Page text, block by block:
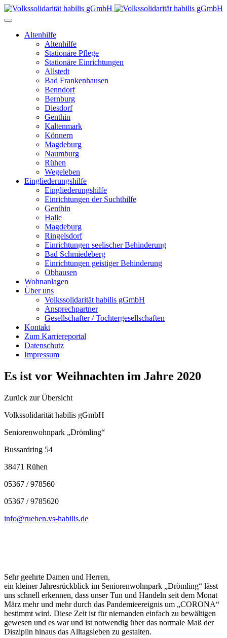
Altenhilfe
Altenhilfe
Stationäre Pflege
Stationäre Einrichtungen
Allstedt
Bad Frankenhausen
Benndorf
Bernburg
Diesdorf
Genthin
Kaltenmark
Könnern
Magdeburg
Naumburg
Rühen
Wegeleben
Eingliederungshilfe
Eingliederungshilfe
Einrichtungen der Suchthilfe
Genthin
Halle
Magdeburg
Ringelsdorf
Einrichtungen seelischer Behinderung
Bad Schmiedeberg
Einrichtungen geistiger Behinderung
Obhausen
Wohnanlagen
Über uns
Volkssolidarität habilis gGmbH
Ansprechpartner
Gesellschafter / Tochtergesellschaften
Kontakt
Zum Karriereportal
Datenschutz
Impressum
Es ist vor Weihnachten im Jahre 2020
Zurück zur Übersicht
Volkssolidarität habilis gGmbH
Seniorenwohnpark „Drömling“
Bussardring 54
38471 Rühen
05367 / 978560
05367 / 9785620
info@ruehen.vs-habilis.de
Sehr geehrte Damen und Herren,
ein kleiner Jahresrückblick im Seniorenwohnpark „Drömling“ lässt
uns schnell erkennen, dass unser Tun und Handeln seit dem Monat
März mehr und mehr durch das Pandemieereignis um „CORONA“
bestimmt wird. Diese Zeit ist für niemanden einfach zu bewältigen
gewesen und es war und ist notwendig über das normale Maß der
Disziplin hinaus das Alltagsleben zu gestalten.